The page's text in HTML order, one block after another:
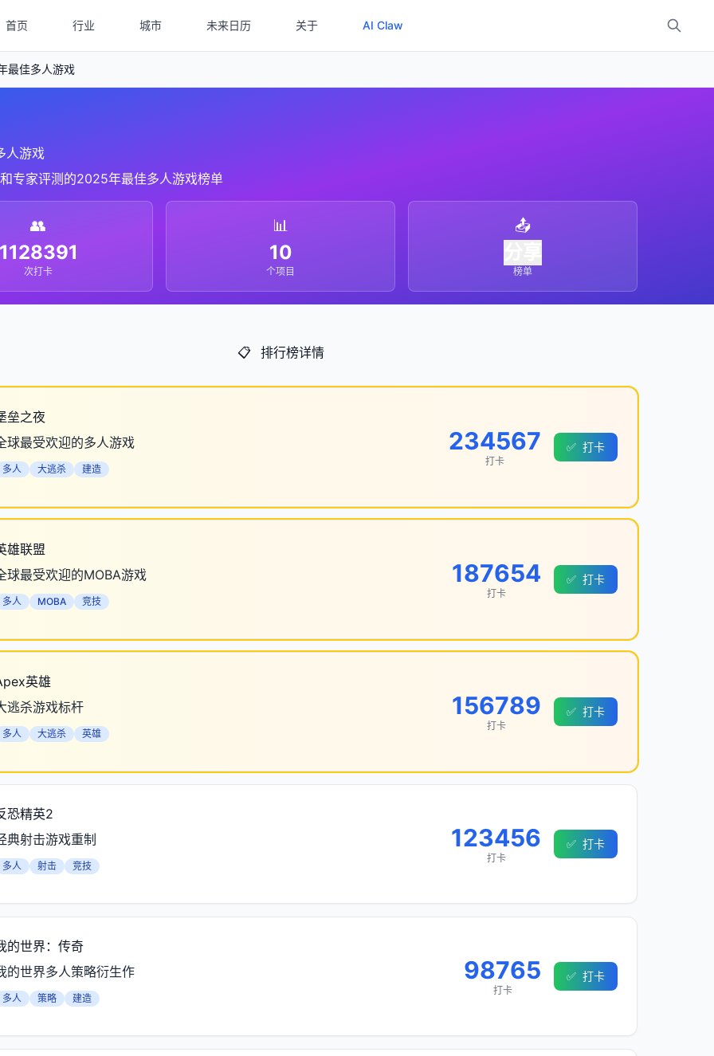
首页 行业 城市 未来日历 关于 AI Claw
最佳多人游戏
人游戏
专家评测的2025年最佳多人游戏榜单
👥
次打卡
📊
10
个项目
📤
榜单
📋 排行榜详情
垒之夜
球最受欢迎的多人游戏
多人 大逃杀 建造
234567
打卡
✅ 打卡
雄联盟
球最受欢迎的MOBA游戏
多人 MOBA 竞技
187654
打卡
✅ 打卡
英雄
逃杀游戏标杆
多人 大逃杀 英雄
156789
打卡
✅ 打卡
恐精英2
典射击游戏重制
多人 射击 竞技
123456
打卡
✅ 打卡
的世界：传奇
的世界多人策略衍生作
多人 策略 建造
98765
打卡
✅ 打卡